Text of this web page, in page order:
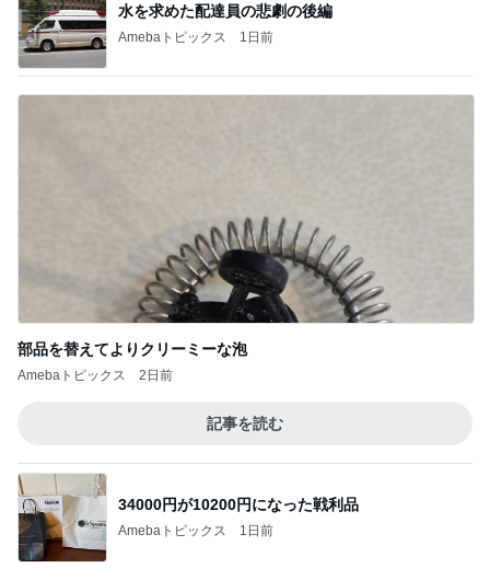
水を求めた配達員の悲劇の後編
Amebaトピックス 1日前
部品を替えてよりクリーミーな泡
Amebaトピックス 2日前
記事を読む
34000円が10200円になった戦利品
Amebaトピックス 1日前